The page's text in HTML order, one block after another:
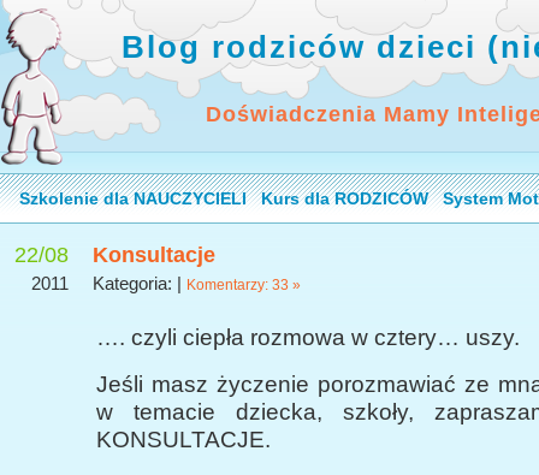
Blog rodziców dzieci
Doświadczenia Mamy
Szkolenie dla NAUCZYCIELI Kurs dla RODZICÓW System
22/08
2011
Konsultacje
Kategoria: | Komentarzy: 33 »
…. czyli ciepła rozmowa w cztery… uszy.
Jeśli masz życzenie porozmawiać ze
w temacie dziecka, szkoły,
KONSULTACJE.